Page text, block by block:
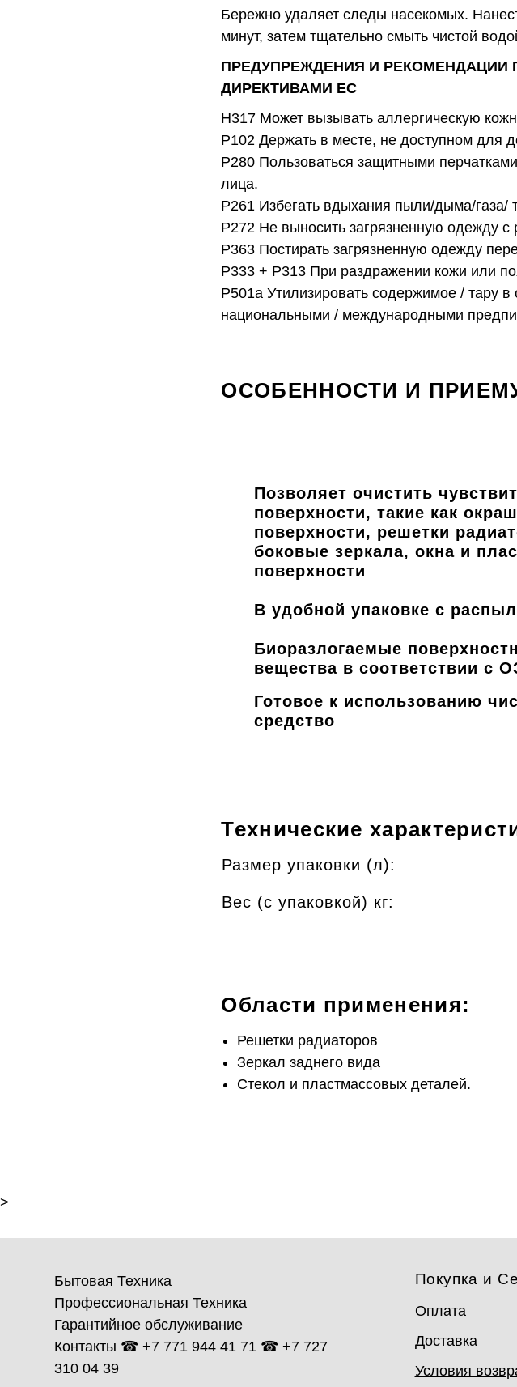
Бережно удаляет следы насекомых.
минут, затем тщательно смыть чистой
ПРЕДУПРЕЖДЕНИЯ И РЕКОМЕНДАЦИИ
ДИРЕКТИВАМИ ЕС
H317 Может вызывать аллергическую
P102 Держать в месте, не доступном для
P280 Пользоваться защитными
лица.
P261 Избегать вдыхания пыли/дыма/газа/
P272 Не выносить загрязненную одежду с
P363 Постирать загрязненную одежду
P333 + P313 При раздражении кожи или
P501a Утилизировать содержимое / тару
национальными / международными
ОСОБЕННОСТИ И
Позволяет очистить
поверхности, такие как
поверхности, решетки
боковые зеркала, окна и
поверхности
В удобной упаковке с
Биоразлогаемые
вещества в соответствии с
Готовое к использованию
средство
Технические
Размер упаковки (л):
Вес (с упаковкой) кг:
Области применения:
Решетки радиаторов
Зеркал заднего вида
Стекол и пластмассовых деталей.
>
Бытовая Техника
Профессиональная Техника
Гарантийное обслуживание
Контакты ☎ +7 771 944 41 71 ☎ +7 727
310 04 39
Покупка и
Оплата
Доставка
Условия